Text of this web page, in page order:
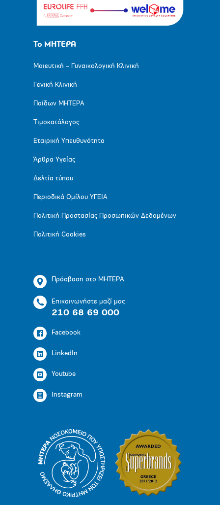
Το ΜΗΤΕΡΑ
Μαιευτική – Γυναικολογική Κλινική
Γενική Κλινική
Παίδων ΜΗΤΕΡΑ
Τιμοκατάλογος
Εταιρική Υπευθυνότητα
Άρθρα Υγείας
Δελτία τύπου
Περιοδικά Ομίλου ΥΓΕΙΑ
Πολιτική Προστασίας Προσωπικών Δεδομένων
Πολιτική Cookies
Πρόσβαση στο ΜΗΤΕΡΑ
Επικοινωνήστε μαζί μας
210 68 69 000
Facebook
LinkedIn
Youtube
Instagram